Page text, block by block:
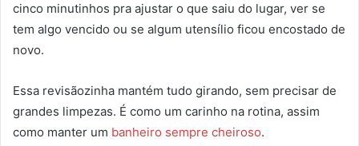
cinco minutinhos pra ajustar o que saiu do lugar, ver se
tem algo vencido ou se algum utensílio ficou encostado de
novo.
Essa revisãozinha mantém tudo girando, sem precisar de
grandes limpezas. É como um carinho na rotina, assim
como manter um banheiro sempre cheiroso.